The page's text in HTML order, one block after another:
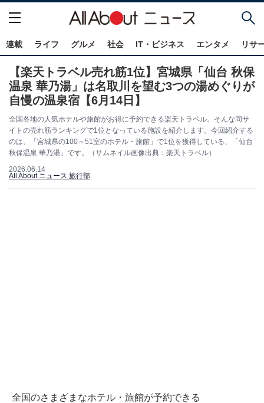
連載 ライフ グルメ 社会 IT・ビジネス エンタメ リサ
【楽天トラベル売れ筋1位】宮城県「仙台 秋保
温泉 華乃湯」は名取川を望む3つの湯めぐりが
自慢の温泉宿【6月14日】
全国各地の人気ホテルや旅館がお得に予約できる楽天トラベル。そんな同サ
イトの売れ筋ランキングで1位となっている施設を紹介します。今回紹介する
のは、「宮城県の100～51室のホテル・旅館」で1位を獲得している、「仙台
秋保温泉 華乃湯」です。（サムネイル画像出典：楽天トラベル）
2026.06.14
All About ニュース 旅行部
全国のさまざまなホテル・旅館が予約できる